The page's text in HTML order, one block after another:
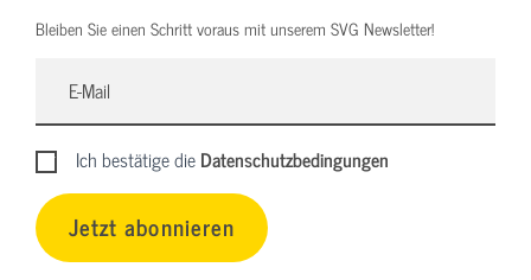
Bleiben Sie einen Schritt voraus mit unserem SVG Newsletter!
Ich bestätige dieDatenschutzbedingungen
Jetzt abonnieren